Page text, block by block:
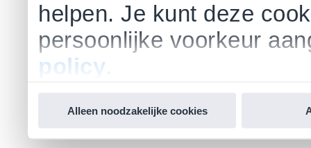
helpen. Je kunt deze
persoonlijke voorkeur
policy
Alleen noodzakelijke cookies